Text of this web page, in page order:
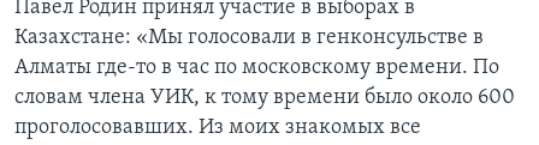
Павел Родин принял участие в выборах в
Казахстане: «Мы голосовали в генконсульстве в
Алматы где-то в час по московскому времени. По
словам члена УИК, к тому времени было около 600
проголосовавших. Из моих знакомых все